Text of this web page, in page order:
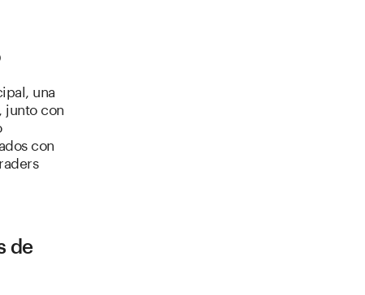
una
junto con
con
de